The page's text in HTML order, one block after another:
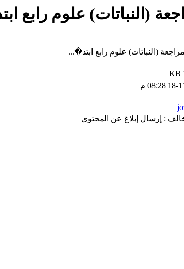
(النباتات) علوم رابع
(النباتات) علوم رابع ابتد�...
08:28 م
: إرسال إبلاغ عن المحتوى